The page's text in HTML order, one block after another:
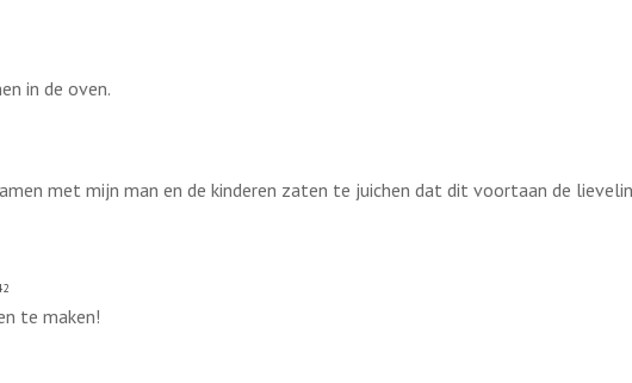
in de oven.
met mijn man en de kinderen zaten te juichen dat dit voortaan de
te maken!